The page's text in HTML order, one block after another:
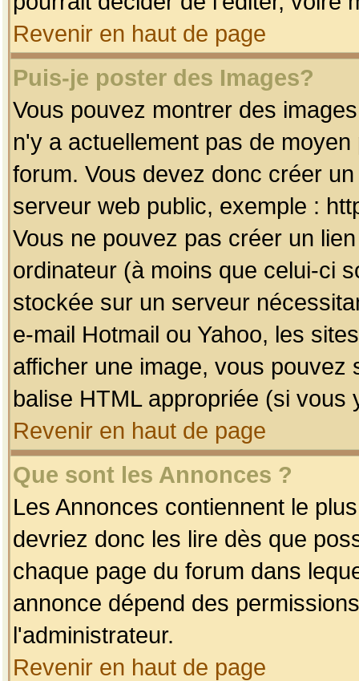
Revenir en haut de page
Puis-je poster des Images?
Vous pouvez montrer des
n'y a actuellement pas de
forum. Vous devez donc créer
serveur web public, exemple :
Vous ne pouvez pas créer un
ordinateur (à moins que celui-ci
stockée sur un serveur
e-mail Hotmail ou Yahoo, les
afficher une image, vous pouvez
balise HTML appropriée (si vous
Revenir en haut de page
Que sont les Annonces ?
Les Annonces contiennent le
devriez donc les lire dès que
chaque page du forum dans
annonce dépend des
l'administrateur.
Revenir en haut de page